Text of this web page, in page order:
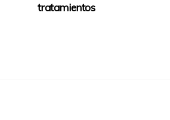
tratamientos